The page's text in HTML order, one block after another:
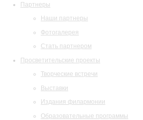
Партнеры
Наши партнеры
Фотогалерея
Стать партнером
Просветительские проекты
Творческие встречи
Выставки
Издания филармонии
Образовательные программы